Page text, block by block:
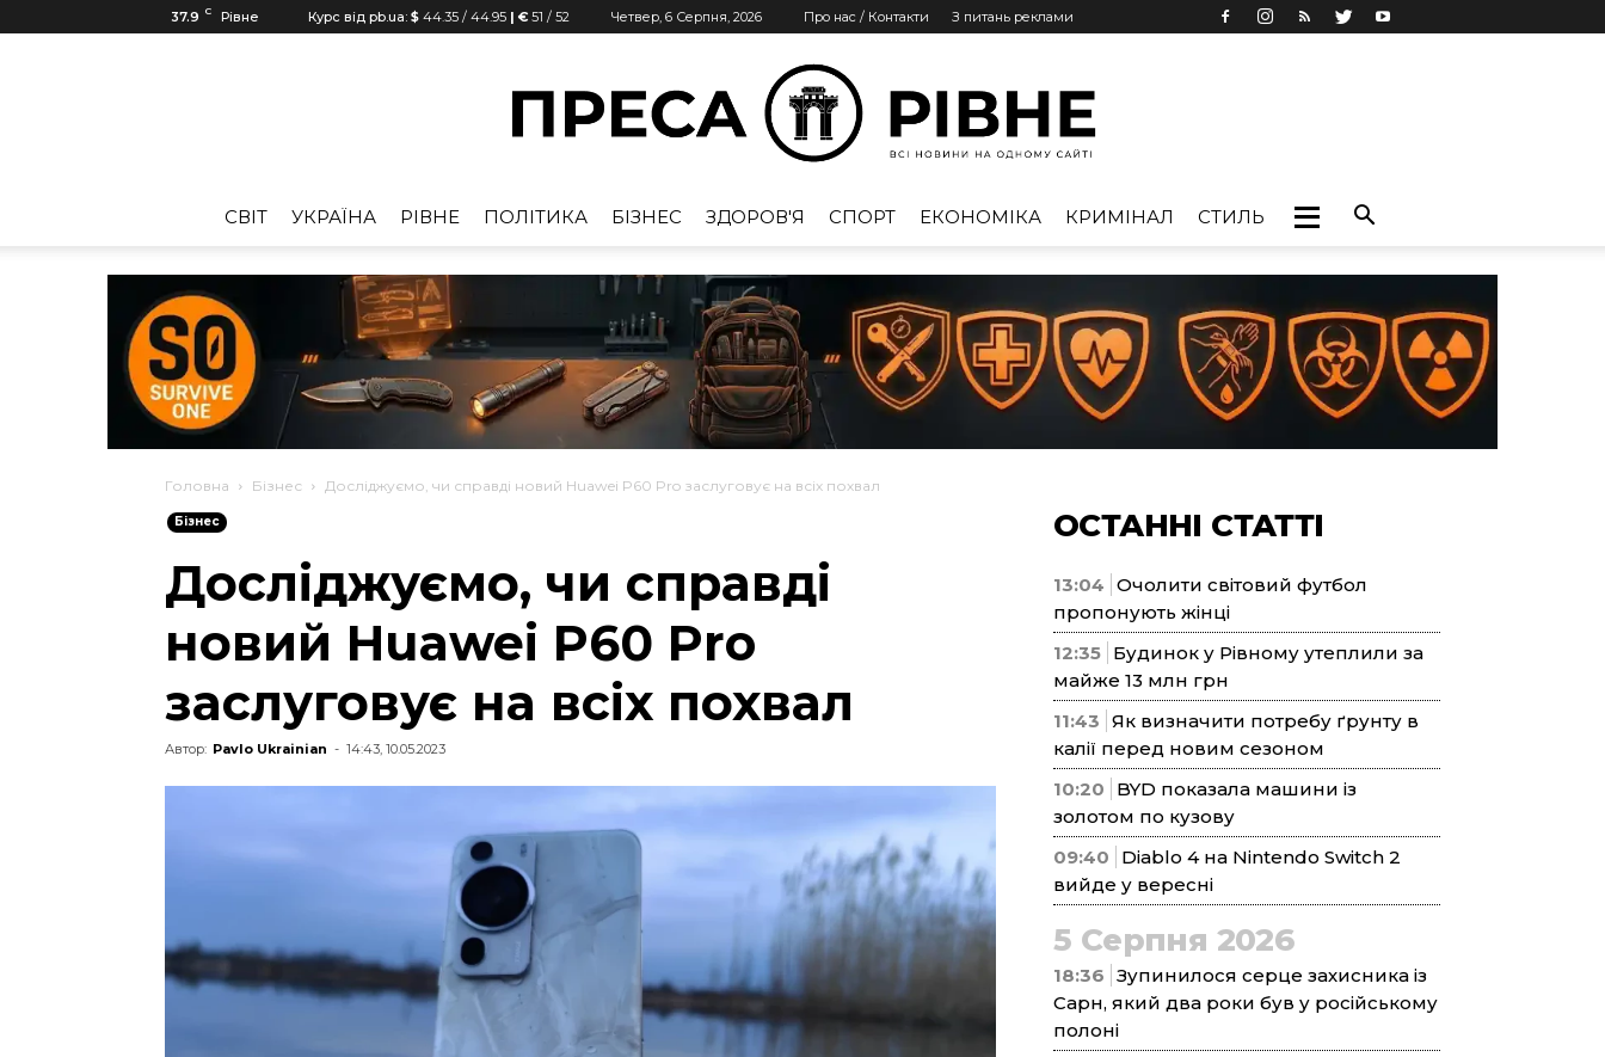
37.9 C Рівне Курс від pb.ua: $ 44.35 / 44.95 | € 51 / 52 Четвер, 6 Серпня, 2026 Про нас / Контакти З питань реклами
Рівне
CВІТ УКРАЇНА РІВНЕ ПОЛІТИКА БІЗНЕС ЗДОРОВ'Я СПОРТ ЕКОНОМІКА КРИМІНАЛ СТИЛЬ
Головна Бізнес Досліджуємо, чи справді новий Huawei P60 Pro заслуговує на всіх похвал
Бізнес
Досліджуємо, чи справді
новий Huawei P60 Pro
заслуговує на всіх похвал
Автор: Pavlo Ukrainian - 14:43, 10.05.2023
ОСТАННІ СТАТТІ
13:04 Очолити світовий футбол
пропонують жінці
12:35 Будинок у Рівному утеплили за
майже 13 млн грн
11:43 Як визначити потребу ґрунту в
калії перед новим сезоном
10:20
BYD показала машини із
золотом по кузову
09:40
Diablo 4 на Nintendo Switch 2
вийде у вересні
5 Серпня 2026
18:36 Зупинилося серце захисника із
Сарн, який два роки був у російському
полоні